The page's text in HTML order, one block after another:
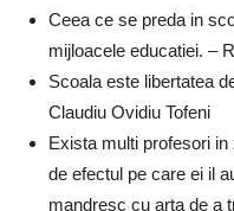
Ceea ce se preda in
mijloacele educatiei. –
Scoala este libertatea
Claudiu Ovidiu Tofeni
Exista multi profesori
de efectul pe care ei il
mandresc cu arta de a